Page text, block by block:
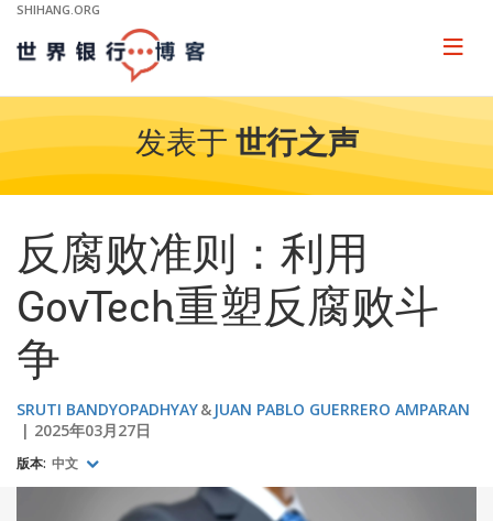
Skip
Main
Navigation
SHIHANG.ORG
Page
发表于 世行之声
反腐败准则：利用
GovTech重塑反腐败斗
争
SRUTI BANDYOPADHYAY
JUAN PABLO GUERRERO AMPARAN
2025年03月27日
版本: 中文